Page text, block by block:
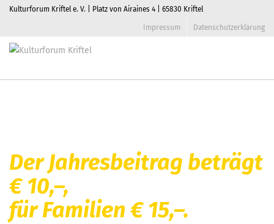
Kulturforum Kriftel e. V. | Platz von Airaines 4 | 65830 Kriftel
Impressum Datenschutzerklärung
Werden Sie Mitglied!
Der Jahresbeitrag beträgt
€ 10,–,
für Familien € 15,–.